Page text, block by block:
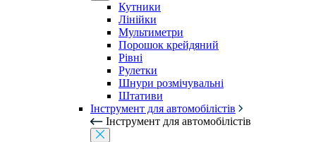
Кутники
Лінійки
Мультиметри
Порошок крейдяний
Рівні
Рулетки
Шнури розмічувальні
Штативи
Інструмент для автомобілістів
Інструмент для автомобілістів